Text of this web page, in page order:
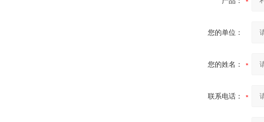
您的单位：
您的姓名：
联系电话：